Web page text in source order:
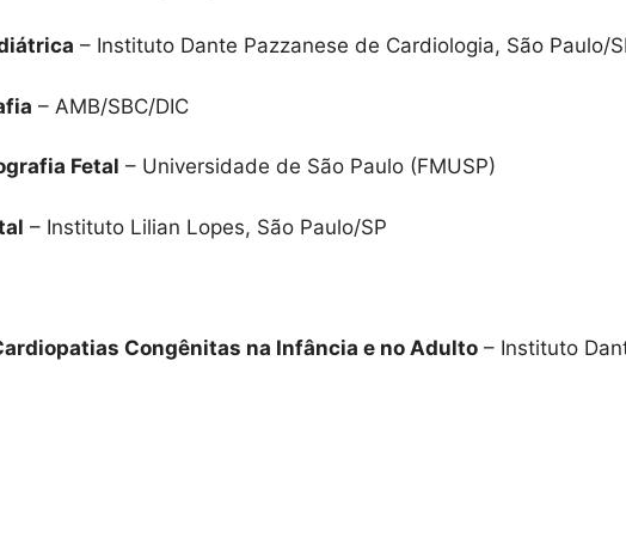
– Instituto Dante Pazzanese de Cardiologia, São Paulo/
– AMB/SBC/DIC
Fetal – Universidade de São Paulo (FMUSP)
– Instituto Lilian Lopes, São Paulo/SP
Congênitas na Infância e no Adulto – Instituto